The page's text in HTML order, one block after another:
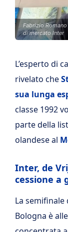
Fabrizio
di mercato Inter
L’esperto di
rivelato che
sua lunga
classe 1992
parte della
olandese al
Inter, de
cessione a
La
Bologna è